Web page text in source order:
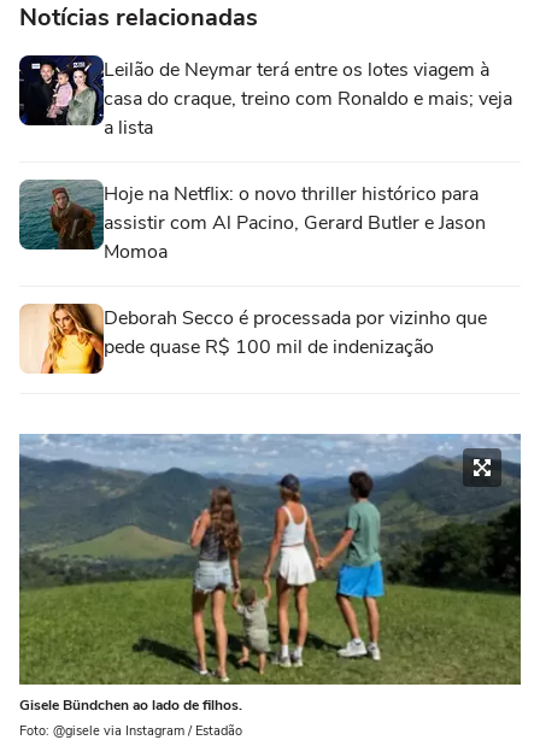
Notícias relacionadas
Leilão de Neymar terá entre os lotes viagem à
casa do craque, treino com Ronaldo e mais; veja
a lista
Hoje na Netflix: o novo thriller histórico para
assistir com Al Pacino, Gerard Butler e Jason
Momoa
Deborah Secco é processada por vizinho que
pede quase R$ 100 mil de indenização
Gisele Bündchen ao lado de filhos.
Foto: @gisele via Instagram / Estadão